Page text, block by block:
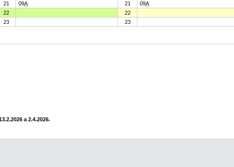
21 09A 21 09A
22 22
23 23
a 2.4.2026.